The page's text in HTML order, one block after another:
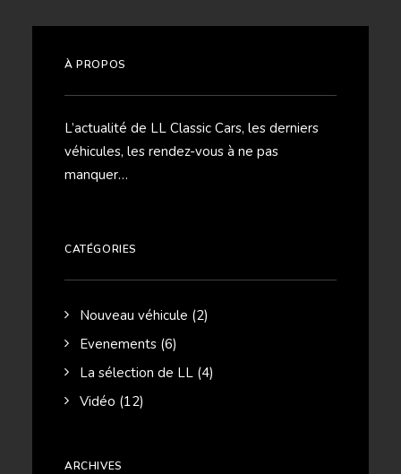
À PROPOS
L’actualité de LL Classic Cars, les derniers
véhicules, les rendez-vous à ne pas
manquer…
CATÉGORIES
Nouveau véhicule (2)
Evenements (6)
La sélection de LL (4)
Vidéo (12)
ARCHIVES